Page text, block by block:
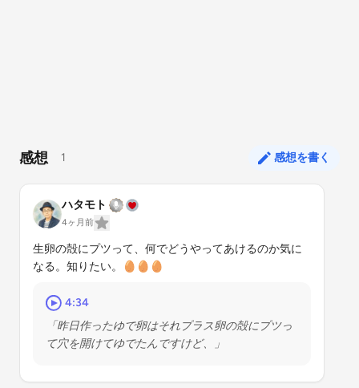
感想 1 感想を書く
ハタモト
4ヶ月前
生卵の殻にプツって、何でどうやってあけるのか気に
なる。知りたい。🥚🥚🥚
4:34
「昨日作ったゆで卵はそれプラス卵の殻にプツっ
て穴を開けてゆでたんですけど、」